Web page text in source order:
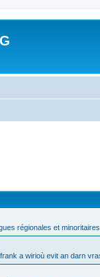
régionales et minoritaires
a wirioù evit an darn